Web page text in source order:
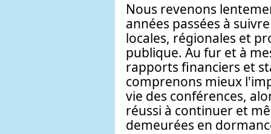
Nous revenons
années passées à
locales, régionales et
publique. Au fur et à
rapports financiers et
comprenons mieux
vie des conférences,
réussi à continuer et
demeurées en